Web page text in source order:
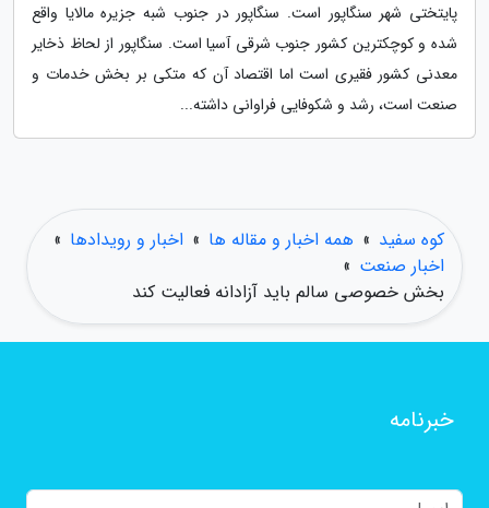
پایتختی شهر سنگاپور است. سنگاپور در جنوب شبه جزیره مالایا واقع
شده و کوچکترین کشور جنوب شرقی آسیا است. سنگاپور از لحاظ ذخایر
معدنی کشور فقیری است اما اقتصاد آن که متکی بر بخش خدمات و
صنعت است، رشد و شکوفایی فراوانی داشته...
کوه سفید » همه اخبار و مقاله ها » اخبار و رویدادها »
اخبار صنعت »
بخش خصوصی سالم باید آزادانه فعالیت کند
خبرنامه